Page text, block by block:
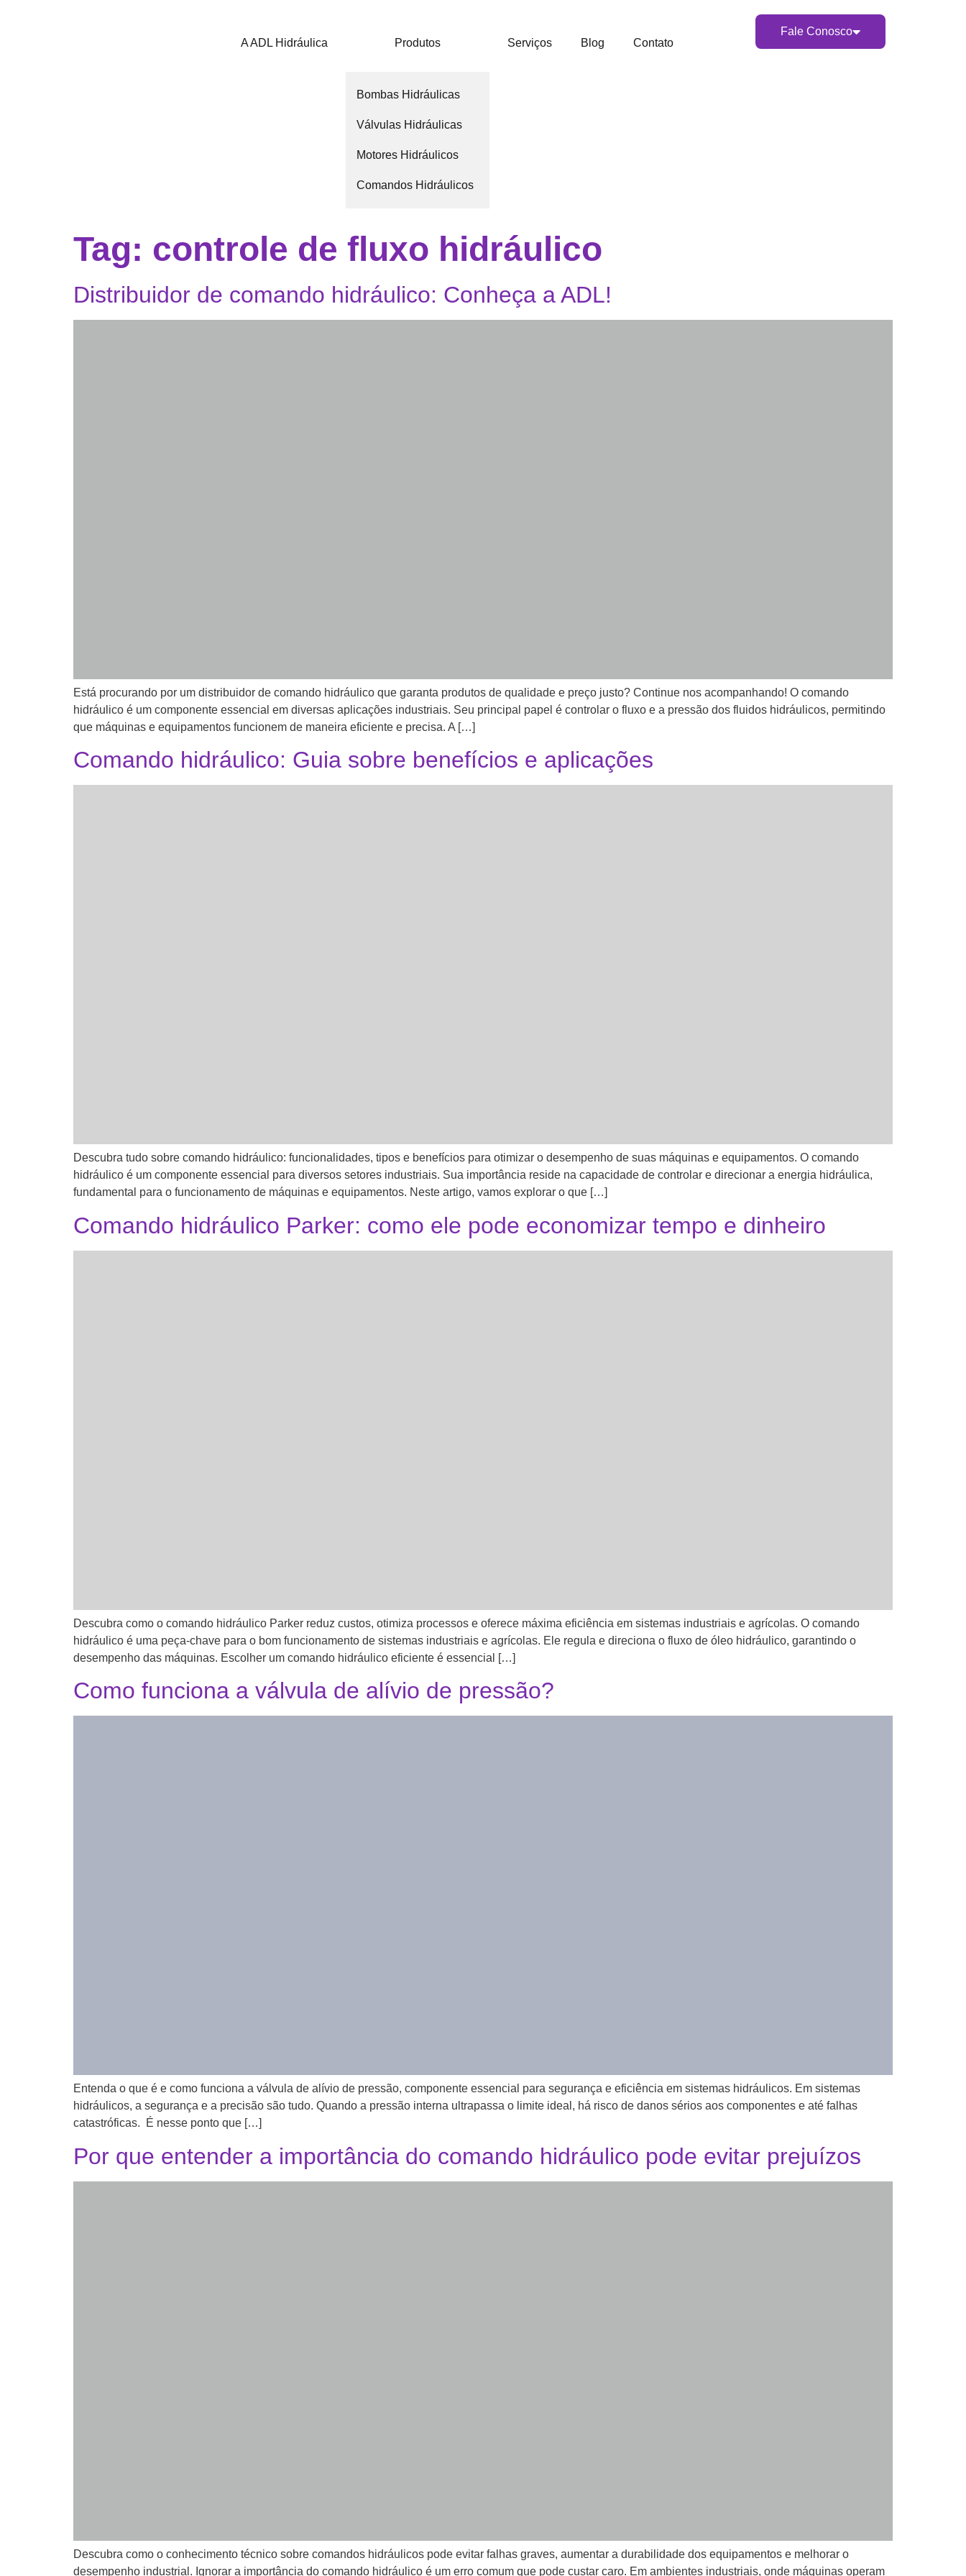
A ADL Hidráulica Produtos
Bombas Hidráulicas
Válvulas Hidráulicas
Motores Hidráulicos
Comandos Hidráulicos
Serviços Blog Contato
Fale Conosco
Tag: controle de fluxo hidráulico
Distribuidor de comando hidráulico: Conheça a ADL!
Está procurando por um distribuidor de comando hidráulico que garanta produtos de qualidade e preço justo? Continue nos acompanhando! O comando
hidráulico é um componente essencial em diversas aplicações industriais. Seu principal papel é controlar o fluxo e a pressão dos fluidos hidráulicos, permitindo
que máquinas e equipamentos funcionem de maneira eficiente e precisa. A […]
Comando hidráulico: Guia sobre benefícios e aplicações
Descubra tudo sobre comando hidráulico: funcionalidades, tipos e benefícios para otimizar o desempenho de suas máquinas e equipamentos. O comando
hidráulico é um componente essencial para diversos setores industriais. Sua importância reside na capacidade de controlar e direcionar a energia hidráulica,
fundamental para o funcionamento de máquinas e equipamentos. Neste artigo, vamos explorar o que […]
Comando hidráulico Parker: como ele pode economizar tempo e dinheiro
Descubra como o comando hidráulico Parker reduz custos, otimiza processos e oferece máxima eficiência em sistemas industriais e agrícolas. O comando
hidráulico é uma peça-chave para o bom funcionamento de sistemas industriais e agrícolas. Ele regula e direciona o fluxo de óleo hidráulico, garantindo o
desempenho das máquinas. Escolher um comando hidráulico eficiente é essencial […]
Como funciona a válvula de alívio de pressão?
Entenda o que é e como funciona a válvula de alívio de pressão, componente essencial para segurança e eficiência em sistemas hidráulicos. Em sistemas
hidráulicos, a segurança e a precisão são tudo. Quando a pressão interna ultrapassa o limite ideal, há risco de danos sérios aos componentes e até falhas
catastróficas. É nesse ponto que […]
Por que entender a importância do comando hidráulico pode evitar prejuízos
Descubra como o conhecimento técnico sobre comandos hidráulicos pode evitar falhas graves, aumentar a durabilidade dos equipamentos e melhorar o
desempenho industrial. Ignorar a importância do comando hidráulico é um erro comum que pode custar caro. Em ambientes industriais, onde máquinas operam